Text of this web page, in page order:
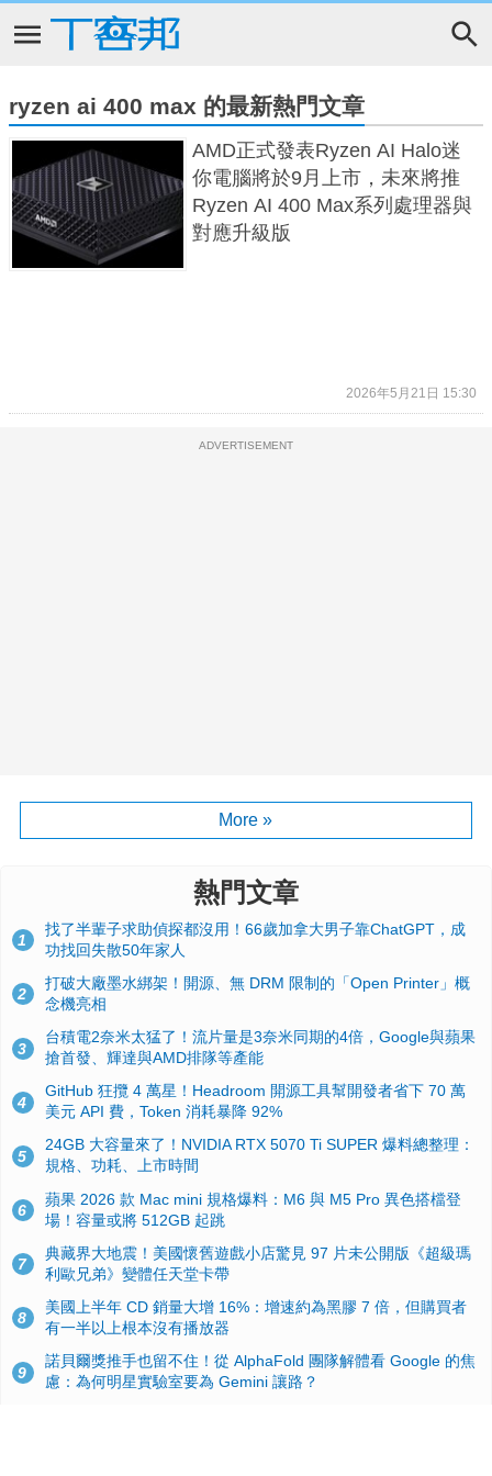
ryzen ai 400 max 的最新熱門文章
AMD正式發表Ryzen AI Halo迷
你電腦將於9月上市，未來將推
Ryzen AI 400 Max系列處理器與
對應升級版
2026年5月21日 15:30
ADVERTISEMENT
More »
熱門文章
1
找了半輩子求助偵探都沒用！66歲加拿大男子靠ChatGPT，成
功找回失散50年家人
2
打破大廠墨水綁架！開源、無 DRM 限制的「Open Printer」概
念機亮相
3
台積電2奈米太猛了！流片量是3奈米同期的4倍，Google與蘋果
搶首發、輝達與AMD排隊等產能
4
GitHub 狂攬 4 萬星！Headroom 開源工具幫開發者省下 70 萬
美元 API 費，Token 消耗暴降 92%
5
24GB 大容量來了！NVIDIA RTX 5070 Ti SUPER 爆料總整理：
規格、功耗、上市時間
6
蘋果 2026 款 Mac mini 規格爆料：M6 與 M5 Pro 異色搭檔登
場！容量或將 512GB 起跳
7
典藏界大地震！美國懷舊遊戲小店驚見 97 片未公開版《超級瑪
利歐兄弟》變體任天堂卡帶
8
美國上半年 CD 銷量大增 16%：增速約為黑膠 7 倍，但購買者
有一半以上根本沒有播放器
9
諾貝爾獎推手也留不住！從 AlphaFold 團隊解體看 Google 的焦
慮：為何明星實驗室要為 Gemini 讓路？